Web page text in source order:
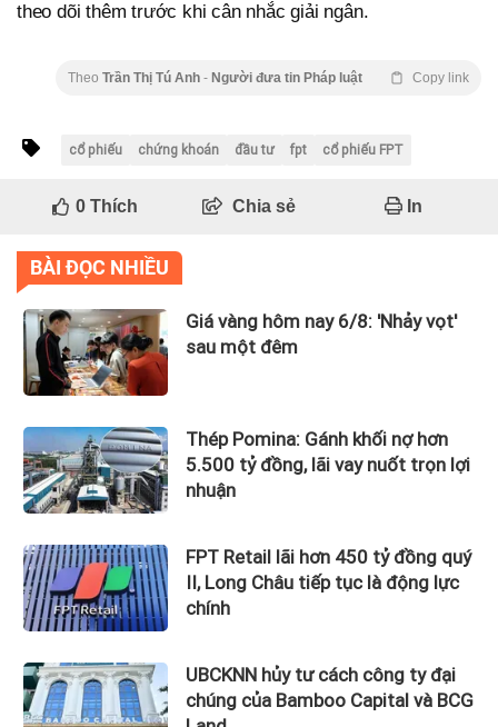
theo dõi thêm trước khi cân nhắc giải ngân.
Theo Trần Thị Tú Anh - Người đưa tin Pháp luật Copy link
cổ phiếu chứng khoán đầu tư fpt cổ phiếu FPT
0Thích Chia sẻ In
BÀI ĐỌC NHIỀU
Giá vàng hôm nay 6/8: 'Nhảy vọt'
sau một đêm
Thép Pomina: Gánh khối nợ hơn
5.500 tỷ đồng, lãi vay nuốt trọn lợi
nhuận
FPT Retail lãi hơn 450 tỷ đồng quý
II, Long Châu tiếp tục là động lực
chính
UBCKNN hủy tư cách công ty đại
chúng của Bamboo Capital và BCG